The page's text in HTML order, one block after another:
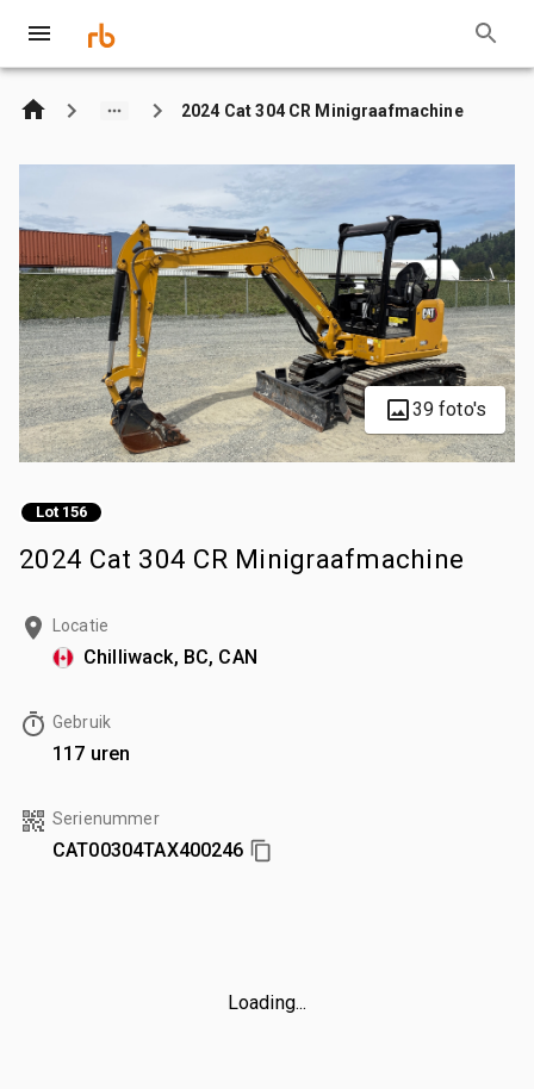
2024 Cat 304 CR Minigraafmachine
39 foto's
Lot 156
2024 Cat 304 CR Minigraafmachine
Locatie
Chilliwack, BC, CAN
Gebruik
117 uren
Serienummer
CAT00304TAX400246
Loading...